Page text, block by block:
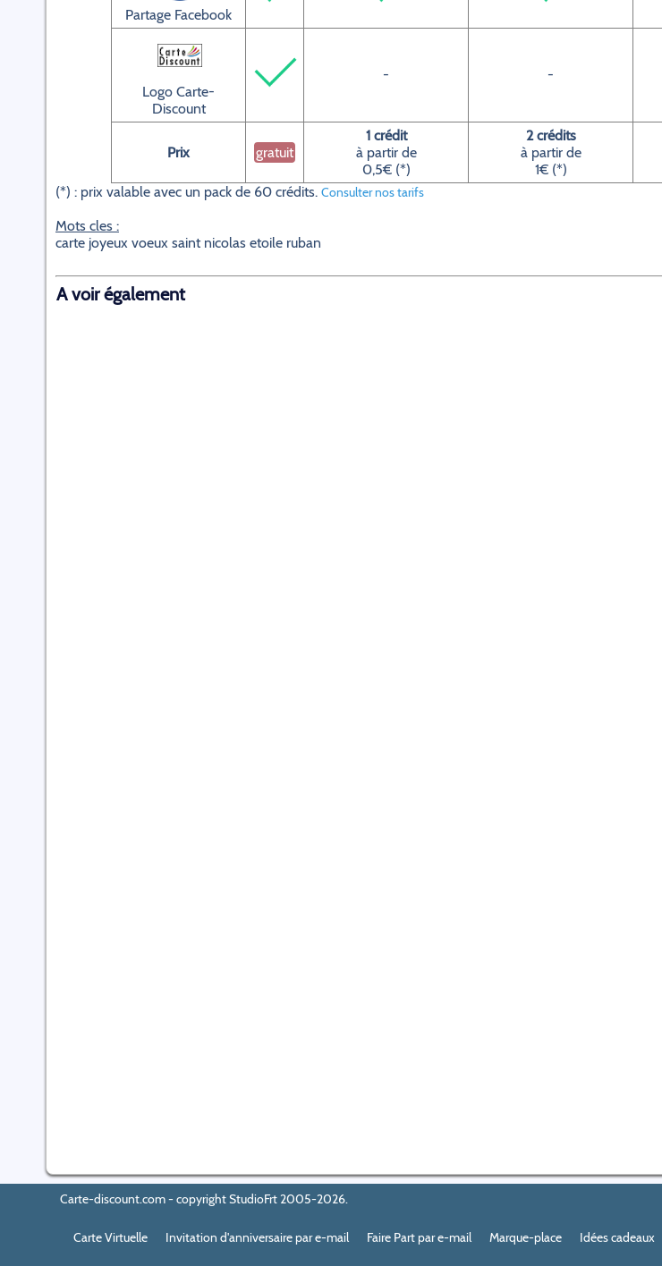
Partage Facebook
Logo Carte-
Discount
- -
Prix gratuit
1 crédit
à partir de
0,5€ (*)
2 crédits
à partir de
1€ (*)
(*) : prix valable avec un pack de 60 crédits. Consulter nos tarifs
Mots cles :
carte joyeux voeux saint nicolas etoile ruban
A voir également
Carte-discount.com - copyright StudioFrt 2005-2026.
Carte Virtuelle Invitation d'anniversaire par e-mail Faire Part par e-mail Marque-place Idées cadeaux